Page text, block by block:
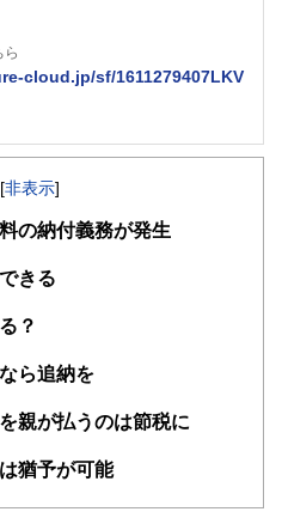
ら
cloud.jp/sf/1611279407LKV
プランナー
。
ーとして精力的に活動中。広範な知
[非表示]
の納付義務が発生
きる
？
ら追納を
親が払うのは節税に
猶予が可能